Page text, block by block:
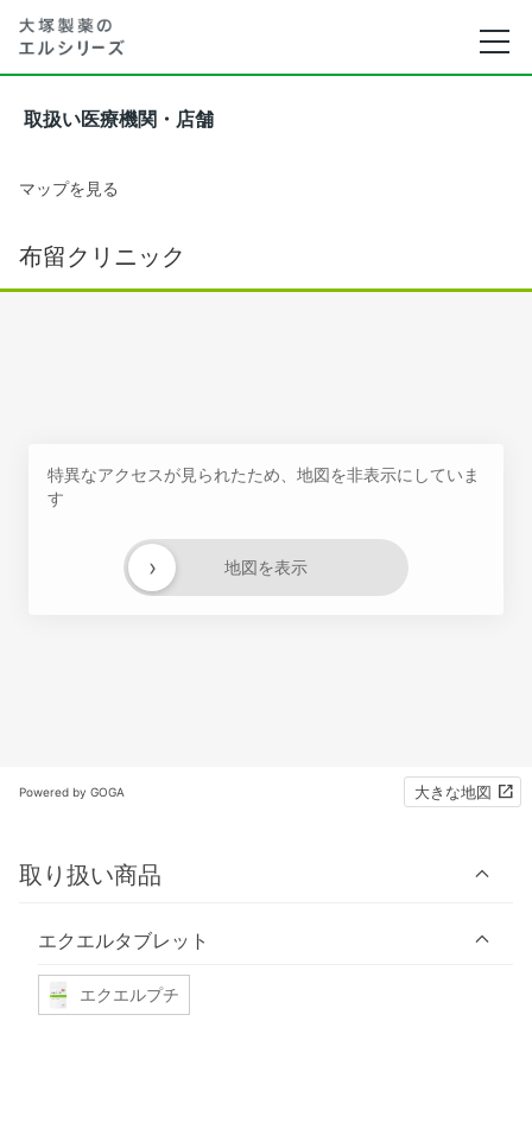
取扱い医療機関・店舗
マップを見る
布留クリニック
特異なアクセスが見られたため、地図を非表示にしていま
す
地図を表示
›
Powered by GOGA 大きな地図
取り扱い商品
エクエルタブレット
エクエルプチ